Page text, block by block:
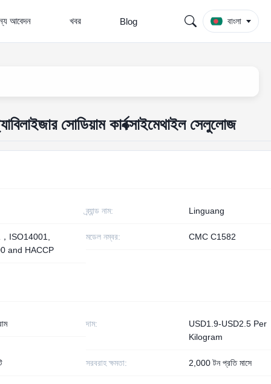
আবেদন খবর Blog বাংলা
সোডিয়াম কার্বক্সাইমেথাইল সেলুলোজ
ব্র্যান্ড নাম: Linguang
ISO14001,
and HACCP
মডেল নম্বর: CMC C1582
দাম:
USD1.9-USD2.5 Per
Kilogram
সরবরাহ ক্ষমতা: 2,000 টন প্রতি মাসে